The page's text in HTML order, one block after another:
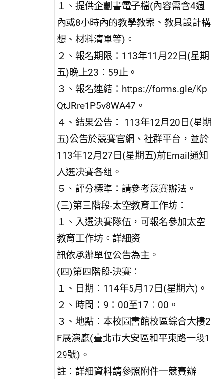
１、提供企劃書電子檔(內容需含4週
內或8小時內的教學教案、教具設計構
想、材料清單等)。
２、報名期限：113年11月22日(星期
五)晚上23：59止。
３、報名連結：https://forms.gle/Kp
QtJRre1P5v8WA47。
４、結果公告： 113年12月20日(星期
五)公告於競賽官網、社群平台，並於
113年12月27日(星期五)前Email通知
入選决賽各组。
５、評分標準：請參考競賽辦法。
(三)第三階段-太空教育工作坊：
１、入選決賽隊伍，可報名參加太空
教育工作坊。詳細资
訊依承辦單位公告為主。
(四)第四階段-決賽：
１、日期：114年5月17日(星期六)。
２、時間：9：00至17：00。
３、地點：本校圖書館校區綜合大樓2
F展演廳(臺北市大安區和平東路一段1
29號)。
註：詳細資料請參照附件一競賽辦